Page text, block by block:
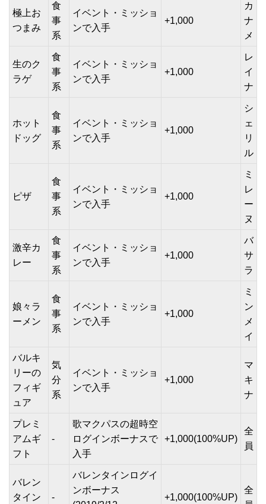
極上お
つまみ
食
事
系
イベント・ミッショ
ンで入手
+1,000
カ
ナ
メ
生のク
ラゲ
食
事
系
イベント・ミッショ
ンで入手
+1,000
レ
イ
ナ
ホット
ドッグ
食
事
系
イベント・ミッショ
ンで入手
+1,000
シ
ェ
リ
ル
ピザ
食
事
系
イベント・ミッショ
ンで入手
+1,000
ミ
レ
ー
ヌ
激辛カ
レー
食
事
系
イベント・ミッショ
ンで入手
+1,000
バ
サ
ラ
娘々ラ
ーメン
食
事
系
イベント・ミッショ
ンで入手
+1,000
ミ
ン
メ
イ
バルキ
リーの
フィギ
ュア
気
分
系
イベント・ミッショ
ンで入手
+1,000
マ
キ
ナ
プレミ
アムギ
フト
-
歌マクパスの超時空
ログインボーナスで
入手
+1,000(100%UP)
全
員
バレン
タイン
-
バレンタインログイ
ンボーナス
+1,000(100%UP)
全